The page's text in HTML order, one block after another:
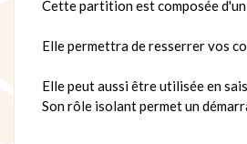
Cette partition est composée
Elle permettra de resserrer vos
Elle peut aussi être utilisée en
Son rôle isolant permet un